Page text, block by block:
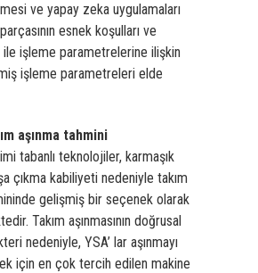
ve yapay zeka uygulamaları
esnek koşulları ve
işleme parametrelerine ilişkin
işleme parametreleri elde
aşınma tahmini
tabanlı teknolojiler, karmaşık
çıkma kabiliyeti nedeniyle takım
gelişmiş bir seçenek olarak
Takım aşınmasının doğrusal
nedeniyle, YSA’ lar aşınmayı
için en çok tercih edilen makine